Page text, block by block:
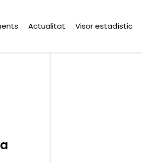
Actualitat Visor estadístic